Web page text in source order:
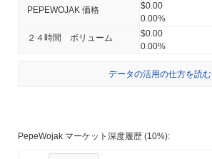
PEPEWOJAK 価格
$0.00
0.00%
２４時間 ボリューム
$0.00
0.00%
データの活用の仕方を読む
PepeWojak マーケット深度履歴 (10%):